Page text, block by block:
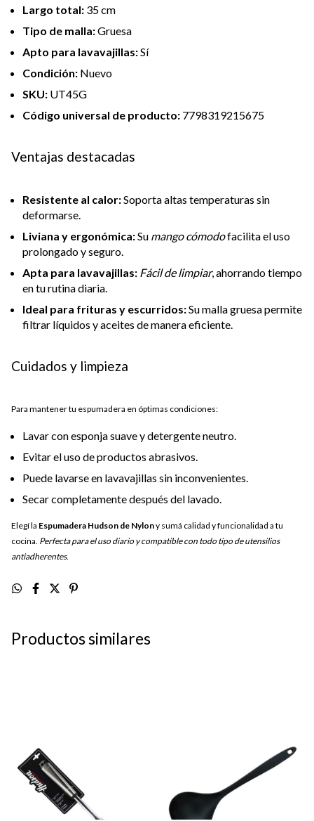
Largo total: 35 cm
Tipo de malla:Gruesa
Apto para lavavajillas:Sí
Condición: Nuevo
SKU: UT45G
Código universal de producto: 7798319215675
Ventajas destacadas
Resistente al calor:Soporta altas temperaturas sin
deformarse.
Liviana y ergonómica:Su mango cómodofacilita el uso
prolongado y seguro.
Apta para lavavajillas: Fácil de limpiar, ahorrando tiempo
en tu rutina diaria.
Ideal para frituras y escurridos:Su malla gruesa permite
filtrar líquidos y aceites de manera eficiente.
Cuidados y limpieza
Para mantener tu espumadera en óptimas condiciones:
Lavar con esponja suave y detergente neutro.
Evitar el uso de productos abrasivos.
Puede lavarse en lavavajillas sin inconvenientes.
Secar completamente después del lavado.
Elegí la Espumadera Hudson de Nylony sumá calidad y funcionalidad a tu
cocina. Perfecta para el uso diario y compatible con todo tipo de utensilios
antiadherentes.
Productos similares